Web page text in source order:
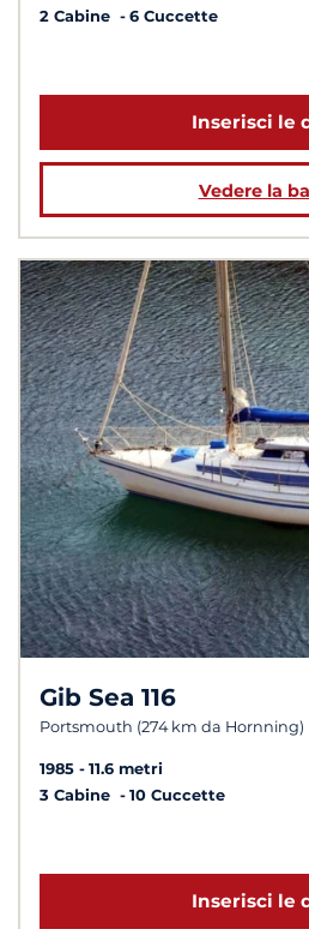
2 Cabine
6 Cuccette
Inserisci le
Vedere la
Gib Sea 116
Portsmouth (274 km da Hornning)
1985
11.6 metri
3 Cabine
10 Cuccette
Inserisci le